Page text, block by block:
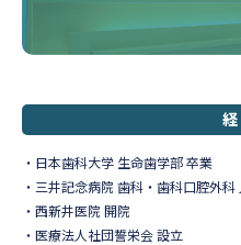
日本歯科大学 生命歯学部 卒業
三井記念病院 歯科・歯科口腔外科
西新井医院 開院
医療法人社団誓栄会 設立